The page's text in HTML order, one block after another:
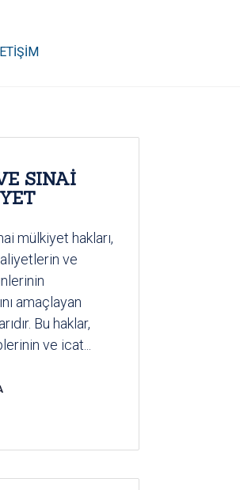
SINAİ
mülkiyet hakları,
ve
amaçlayan
Bu haklar,
ve icat...